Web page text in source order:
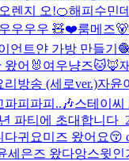
렌지 오!🍊해피수민
우우우 🧸❤️룸메즈🐻
언트얀 가방 만들기🧶
왔어🐰 여우냥즈🐱🦊
리방송 (세로ver.)자윤
파피파피..🎶스테이씨
파티에 초대합니다
다귀요미즈 왔어요😚
세은즈 왔다앙스윗인